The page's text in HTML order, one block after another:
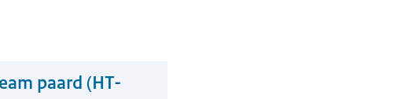
paard (HT-